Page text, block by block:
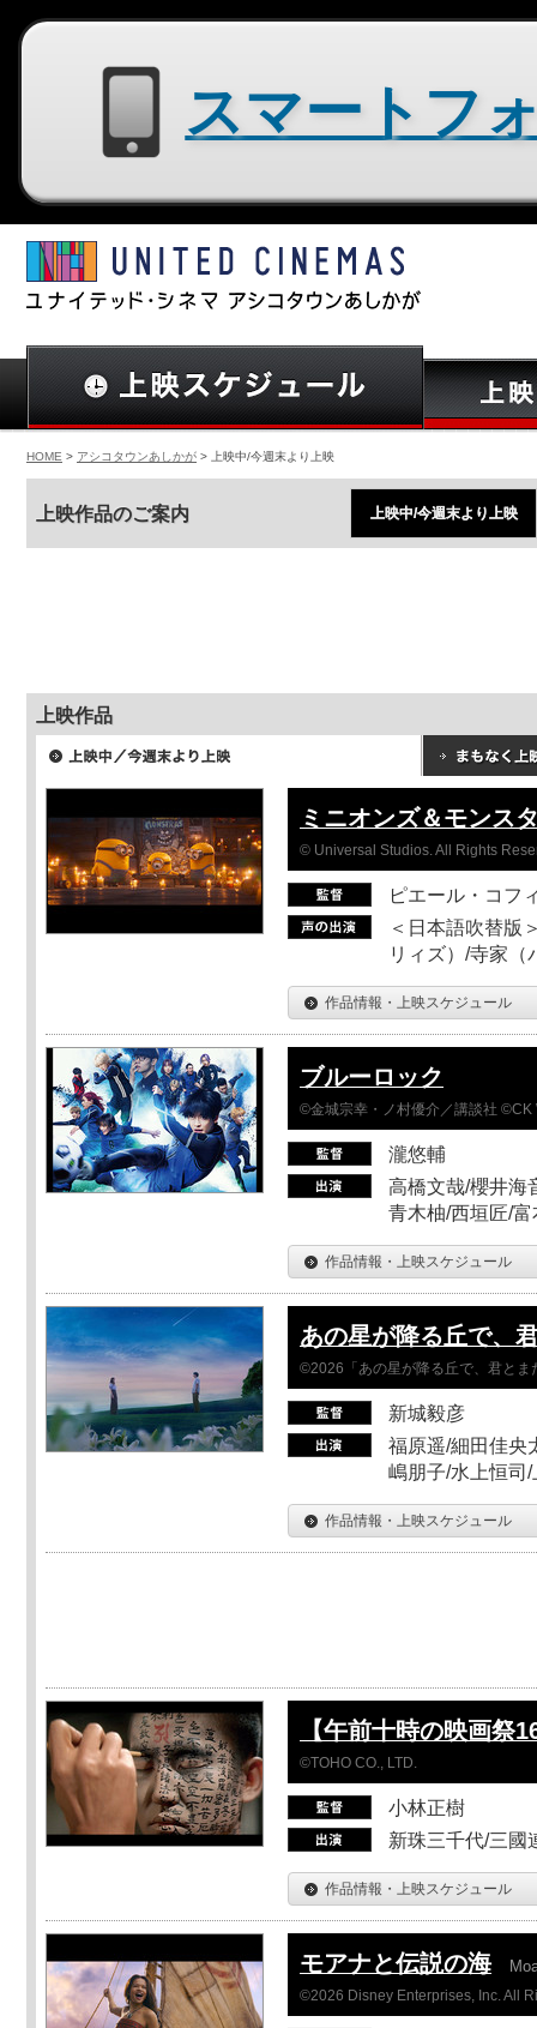
HOME > アシコタウンあしかが > 上映中/今週末より上映
上映作品のご案内 上映中/今週末より上映
上映作品
ミニオンズ＆モンス
© Universal Studios. All Rights
ピエール・コフ
＜日本語吹替版
リィズ）/寺家（
作品情報・上映スケジュール
ブルーロック
©金城宗幸・ノ村優介／講談社 ©CK
瀧悠輔
高橋文哉/櫻井海
青木柚/西垣匠/
作品情報・上映スケジュール
あの星が降る丘で、
©2026「あの星が降る丘で、君とま
新城毅彦
福原遥/細田佳央
嶋朋子/水上恒司
作品情報・上映スケジュール
【午前十時の映画祭
©TOHO CO., LTD.
小林正樹
新珠三千代/三國
作品情報・上映スケジュール
モアナと伝説の海
©2026 Disney Enterprises, Inc. All